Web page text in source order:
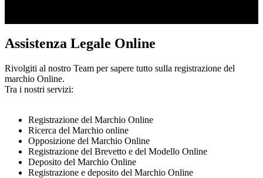
Assistenza Legale Online
Rivolgiti al nostro Team per sapere tutto sulla registrazione del
marchio Online.
Tra i nostri servizi:
Registrazione del Marchio Online
Ricerca del Marchio online
Opposizione del Marchio Online
Registrazione del Brevetto e del Modello Online
Deposito del Marchio Online
Registrazione e deposito del Marchio Online